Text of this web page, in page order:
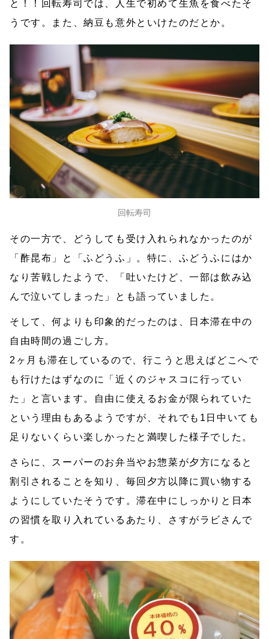
と！！回転寿司では、人生で初めて生魚を食べたそ
うです。また、納豆も意外といけたのだとか。
回転寿司
その一方で、どうしても受け入れられなかったのが
「酢昆布」と「ふどうふ」。特に、ふどうふにはか
なり苦戦したようで、「吐いたけど、一部は飲み込
んで泣いてしまった」とも語っていました。
そして、何よりも印象的だったのは、日本滞在中の
自由時間の過ごし方。
2ヶ月も滞在しているので、行こうと思えばどこへで
も行けたはずなのに「近くのジャスコに行ってい
た」と言います。自由に使えるお金が限られていた
という理由もあるようですが、それでも1日中いても
足りないくらい楽しかったと満喫した様子でした。
さらに、スーパーのお弁当やお惣菜が夕方になると
割引されることを知り、毎回夕方以降に買い物する
ようにしていたそうです。滞在中にしっかりと日本
の習慣を取り入れているあたり、さすがラビさんで
す。